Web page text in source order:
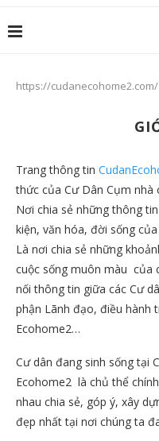
https://cudanecohome2.com/
Trang thông tin
thức của Cư Dân Cụm nhà
Nơi chia sẻ những thông
kiện, văn hóa, đời sống
Là nơi chia sẻ những
cuộc sống muôn màu của
nối thông tin giữa các Cư
phận Lãnh đạo, điều hành
Ecohome2…
Cư dân đang sinh sống tại
Ecohome2 là chủ thể
nhau chia sẻ, góp ý, xây
đẹp nhất tại nơi chúng ta